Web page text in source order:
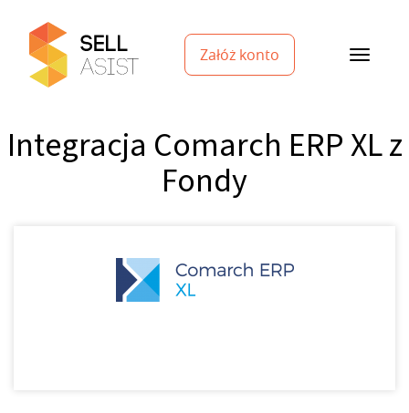
Załóż konto
Integracja Comarch ERP XL z
Fondy